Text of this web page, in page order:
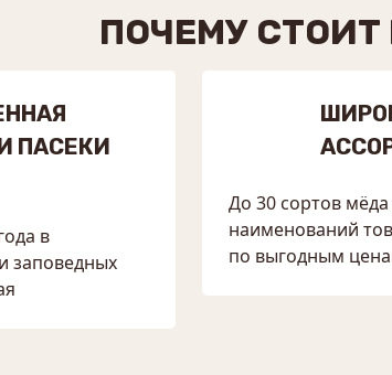
ПОЧЕМУ СТОИТ
ПАСЕКИ
в
заповедных
До 30 сортов
наименований
по выгодным